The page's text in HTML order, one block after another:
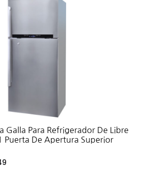
Galla Para Refrigerador De Libre
Puerta De Apertura Superior